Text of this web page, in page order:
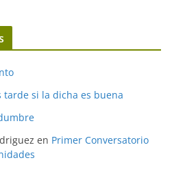
tarde si la dicha es buena
en Primer Conversatorio